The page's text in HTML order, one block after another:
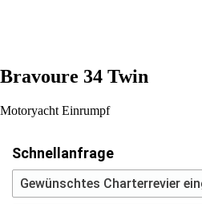
Bravoure 34 Twin
Motoryacht Einrumpf
Schnellanfrage